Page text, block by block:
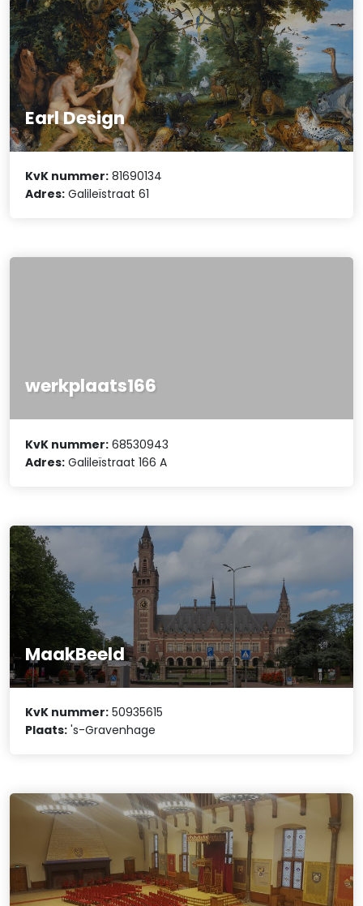
Earl Design
KvK nummer: 81690134
Adres: Galileïstraat 61
werkplaats166
KvK nummer: 68530943
Adres: Galileïstraat 166 A
MaakBeeld
KvK nummer: 50935615
Plaats: 's-Gravenhage